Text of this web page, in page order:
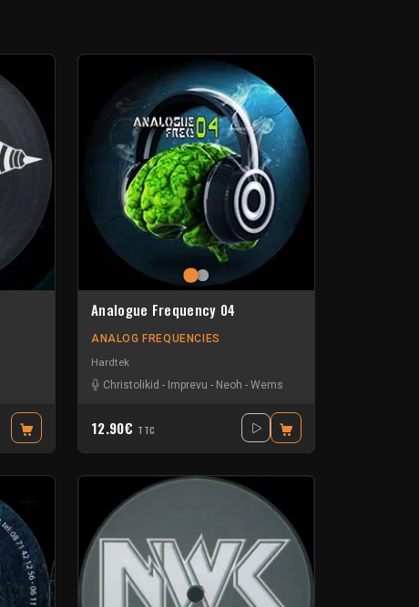
Analogue Frequency 04
ANALOG FREQUENCIES
Hardtek
Christolikid - Imprevu - Neoh - Wems
12.90€ TTC